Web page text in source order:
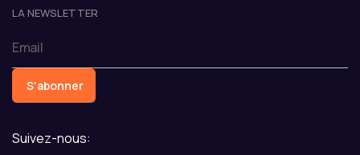
LA NEWSLETTER
S'abonner
Suivez-nous: